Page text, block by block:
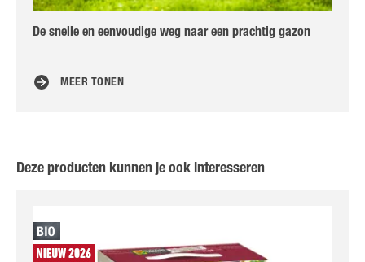
De snelle en eenvoudige weg naar een prachtig gazon
MEER TONEN
Deze producten kunnen je ook interesseren